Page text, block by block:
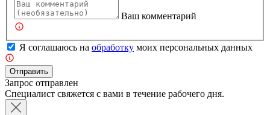
Ваш комментарий
Я соглашаюсь на обработку моих персональных данных
Отправить
Запрос отправлен
Специалист свяжется с вами в течение рабочего дня.